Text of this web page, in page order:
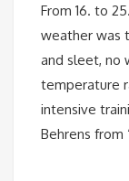
From 16. to
weather was
and sleet, no
temperature
intensive
Behrens from